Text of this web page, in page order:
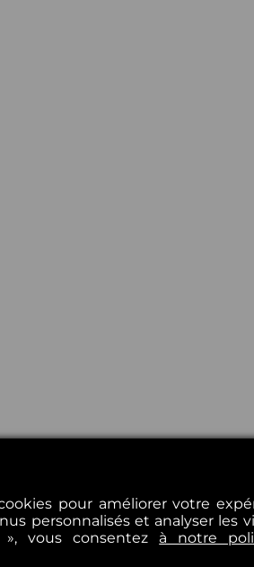
pour améliorer votre
personnalisés et analyser les
vous consentez à notre